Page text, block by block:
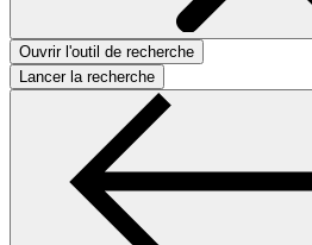
Ouvrir l'outil de recherche
Lancer la recherche